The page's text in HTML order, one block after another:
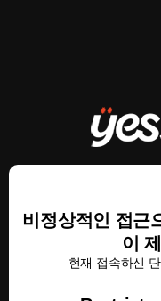
비정상적인 접근
이
현재 접속하신